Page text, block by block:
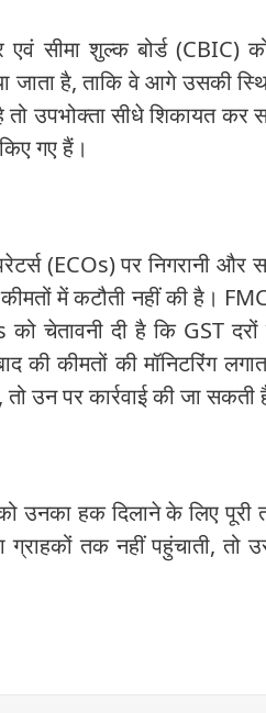
एवं सीमा शुल्क बोर्ड (CBIC)
जाता है, ताकि वे आगे उसकी
तो उपभोक्ता सीधे शिकायत
गए हैं।
(ECOs) पर निगरानी और
में कटौती नहीं की है।
को चेतावनी दी है कि GST
की कीमतों की मॉनिटरिंग
उन पर कार्रवाई की जा सकती
हक दिलाने के लिए पूरी
तक नहीं पहुंचाती, तो